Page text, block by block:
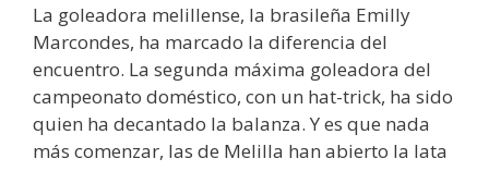
La goleadora melillense, la brasileña Emilly
Marcondes, ha marcado la diferencia del
encuentro. La segunda máxima goleadora del
campeonato doméstico, con un hat-trick, ha sido
quien ha decantado la balanza. Y es que nada
más comenzar, las de Melilla han abierto la lata